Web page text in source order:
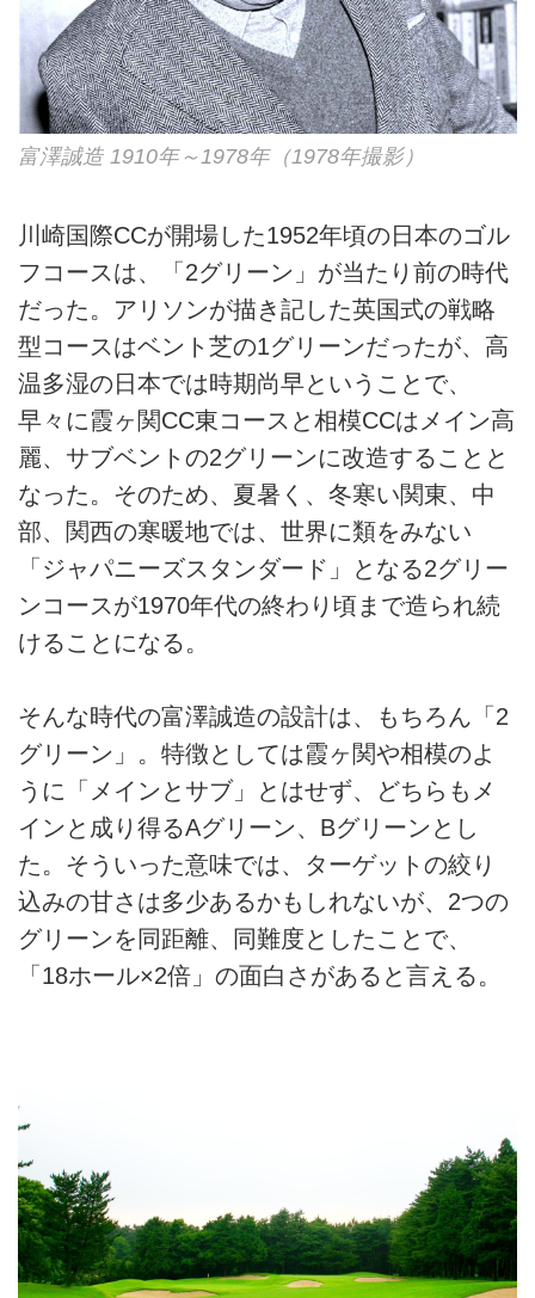
富澤誠造 1910年～1978年（1978年撮影）
川崎国際CCが開場した1952年頃の日本のゴル
フコースは、「2グリーン」が当たり前の時代
だった。アリソンが描き記した英国式の戦略
型コースはベント芝の1グリーンだったが、高
温多湿の日本では時期尚早ということで、
早々に霞ヶ関CC東コースと相模CCはメイン高
麗、サブベントの2グリーンに改造することと
なった。そのため、夏暑く、冬寒い関東、中
部、関西の寒暖地では、世界に類をみない
「ジャパニーズスタンダード」となる2グリー
ンコースが1970年代の終わり頃まで造られ続
けることになる。
そんな時代の富澤誠造の設計は、もちろん「2
グリーン」。特徴としては霞ヶ関や相模のよ
うに「メインとサブ」とはせず、どちらもメ
インと成り得るAグリーン、Bグリーンとし
た。そういった意味では、ターゲットの絞り
込みの甘さは多少あるかもしれないが、2つの
グリーンを同距離、同難度としたことで、
「18ホール×2倍」の面白さがあると言える。